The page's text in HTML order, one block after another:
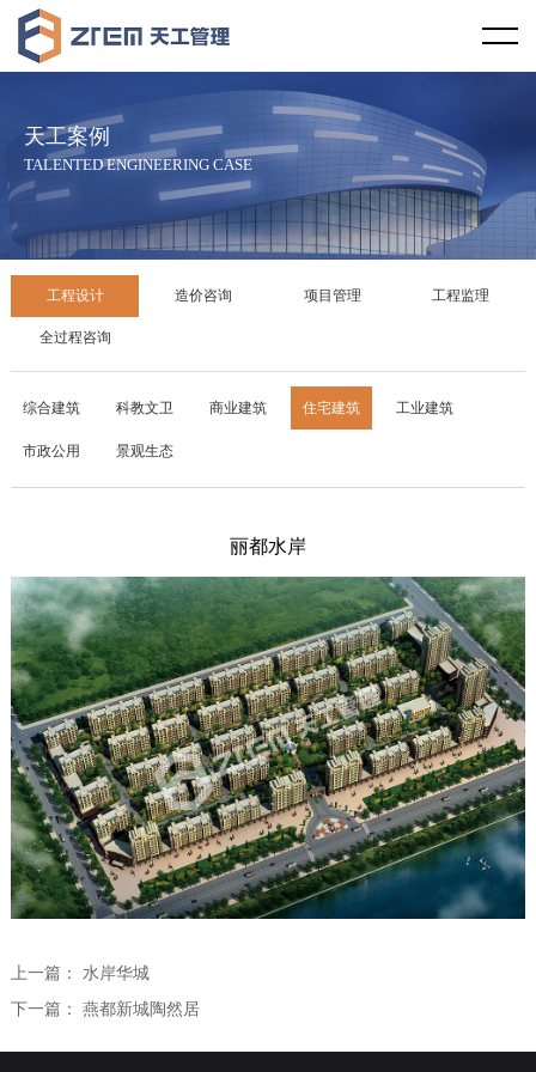
天工案例
TALENTED ENGINEERING CASE
工程设计 造价咨询 项目管理 工程监理
全过程咨询
综合建筑 科教文卫 商业建筑 住宅建筑 工业建筑
市政公用 景观生态
丽都水岸
上一篇： 水岸华城
下一篇： 燕都新城陶然居
天工视野
企业概况
企业资质
合作伙伴
天工文化
企业宗旨
廉政教育
天工资讯
技术规范
造价咨询
全过程咨询
学术研究
学术交流
学术论文
专利课题
专业技术委员会
人力资源
人才理念
员工培训
社会招聘
联系我们